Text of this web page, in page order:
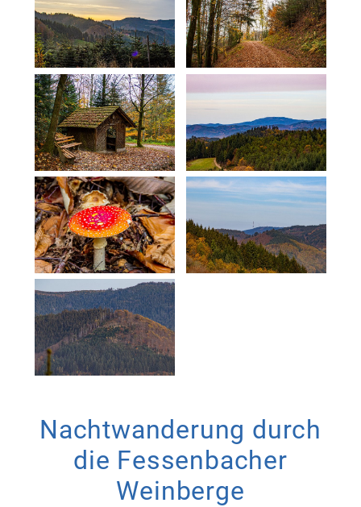
Nachtwanderung durch
die Fessenbacher
Weinberge